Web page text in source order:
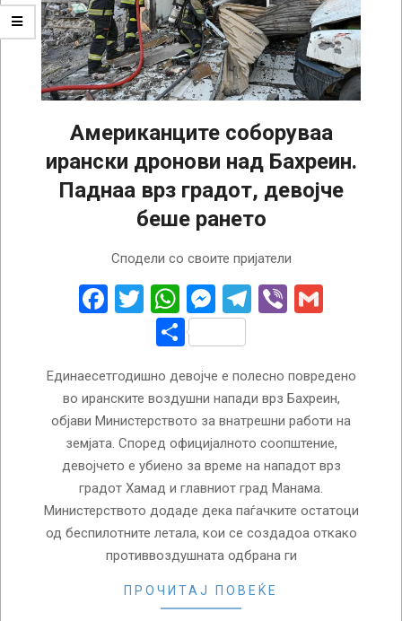
Американците соборуваа
ирански дронови над Бахреин.
Паднаа врз градот, девојче
беше рането
Сподели со своите пријатели
Facebook
Twitter
WhatsApp
Messenger
Telegram
Viber
Share
Единаесетгодишно девојче е полесно повредено
во иранските воздушни напади врз Бахреин,
објави Министерството за внатрешни работи на
земјата. Според официјалното соопштение,
девојчето е убиено за време на нападот врз
градот Хамад и главниот град Манама.
Министерството додаде дека паѓачките остатоци
од беспилотните летала, кои се создадоа откако
противвоздушната одбрана ги
ПРОЧИТАЈ ПОВЕЌЕ